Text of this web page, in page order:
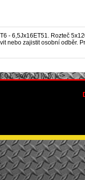
- 6,5Jx16ET51. Rozteč
nebo zajistit osobní
0 }, 'slow'); } } }); }); //-->